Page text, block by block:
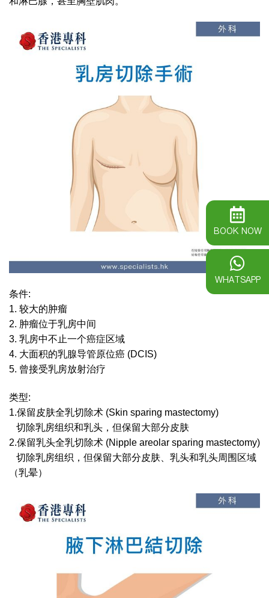
条件:
1. 较大的肿瘤
2. 肿瘤位于乳房中间
3. 乳房中不止一个癌症区域
4. 大面积的乳腺导管原位癌 (DCIS)
5. 曾接受乳房放射治疗
类型:
1.保留皮肤全乳切除术 (Skin sparing mastectomy)
切除乳房组织和乳头，但保留大部分皮肤
2.保留乳头全乳切除术 (Nipple areolar sparing mastectomy)
切除乳房组织，但保留大部分皮肤、乳头和乳头周围区域
（乳晕）
BOOK NOW
WHATSAPP